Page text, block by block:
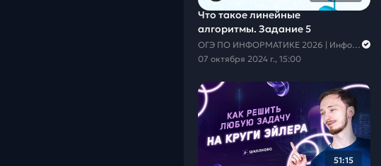
Что такое линейные
алгоритмы. Задание 5
ОГЭ ПО ИНФОРМАТИКЕ 2026 | Информатика с Мане
07 октября 2024 г., 15:00
51:15